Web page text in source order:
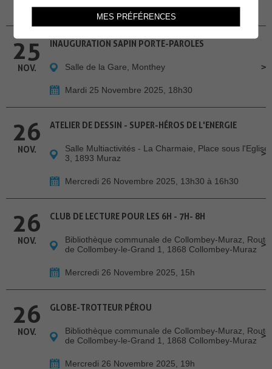
Lundi 24 Novembre 2025, 19h-20h30
25
NOV.
INAUGURATION SAPIN PORTE-PAROLES
Salle de la Gare, Monthey
Mardi 25 Novembre 2025, 18h30
26
NOV.
ATELIER DE DESSIN - SUPER-HÉROS DE L'ENERGIE
Salle Multiactivités - La Charmaie, Place sous l'Eglise
3, 1893 Muraz
Mercredi 26 Novembre 2025, 13h30 à 16h30
26
NOV.
CLUB DE LECTURE POUR LES 6H - 7H- 8H
Bibliothèque communale de Collombey-Muraz, Route
de Collombey-le-Grand 1, 1868 Collombey-Muraz
Mercredi 26 Novembre 2025, 15h
26
NOV.
GLOBE-TROTTEUR PÉROU
Bibliothèque communale de Collombey-Muraz, Route
de Collombey-le-Grand 1, 1868 Collombey-Muraz
Mercredi 26 Novembre 2025, 19h
MES PRÉFÉRENCES